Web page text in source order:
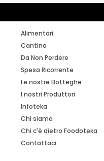
Alimentari
Cantina
Da Non Perdere
Spesa Ricorrente
Le nostre Botteghe
I nostri Produttori
Infoteka
Chi siamo
Chi c'è dietro Foodoteka
Contattaci